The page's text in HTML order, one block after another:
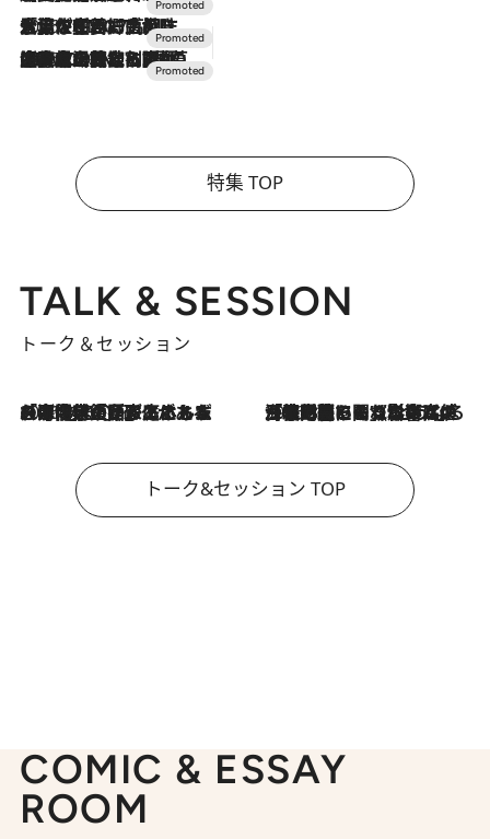
2026.7.17
「土佐和ハーブかき氷」がOMO7高知に登場！生姜、山椒、大葉など目にも舌にも涼を呼ぶ郷土の味
2026.7.10
NEW OPEN！【界 草津】名湯の地に誕生。趣の異なる2種の温泉と上州ならではの会席・蕎麦割烹など美食を味わう究極の癒やし旅
特集 TOP
TALK & SESSION
トーク＆セッション
2026.8.3
「今後値上げがあるとすれば…」「リスクがあるのは今年の冬」エネルギー専門家が語る、ホルムズ海峡封鎖が家庭にもたらす“ある心配” 2026.8.3
「住宅建てられない…」「サーチャージ料の高値が続いている」ホルムズ海峡封鎖による影響はいつまで続く？《エネルギー専門家に聞く“どうなる日本の暮らし”》
トーク&セッション TOP
COMIC & ESSAY
ROOM